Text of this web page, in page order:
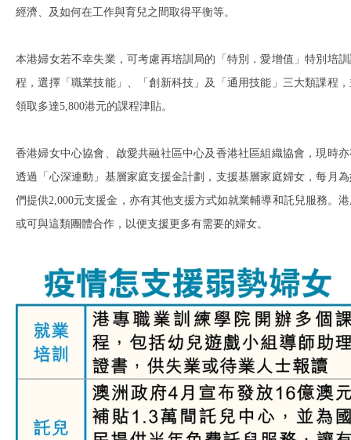
經濟、及如何在工作與育兒之間取得平衡等。
本港婦女若不幸失業，可考慮再培訓局的「特別．愛增值」特別培
程，選擇「職業技能」、「創新科技」及「通用技能」三大類課程
領取多達5,800港元的課程津貼。
香港婦女中心協會、啟愛共融社區中心及香港社區組織協會，現時
透過「心深連動」基層家庭支援金計劃，支援基層家庭婦女，每月
們提供2,000元支援金，亦有其他支援方式如就業輔導和託兒服務。
或可與這類團體合作，以便支援更多有需要的婦女。